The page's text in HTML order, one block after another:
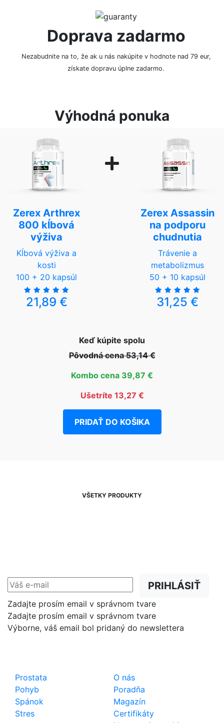
Doprava zadarmo
Nezabudnite na to, že ak u nás nakúpite v hodnote nad 79 eur,
získate dopravu úplne zadarmo.
Výhodná ponuka
Zerex Arthrex
800 kĺbová
výživa
Kĺbová výživa a
kosti
100 + 20 kapsúl
21,89 €
Zerex Assassin
na podporu
chudnutia
Trávenie a
metabolizmus
50 + 10 kapsúl
31,25 €
Keď kúpite spolu
Pôvodná cena 53,14 €
Kombo cena 39,87 €
Ušetríte 13,27 €
PRIDAŤ DO KOŠIKA
VŠETKY PRODUKTY
PRIHLÁSIŤ
Zadajte prosím email v správnom tvare
Zadajte prosím email v správnom tvare
Výborne, váš email bol pridaný do newslettera
Prostata
Pohyb
Spánok
Stres
O nás
Poradňa
Magazín
Certifikáty